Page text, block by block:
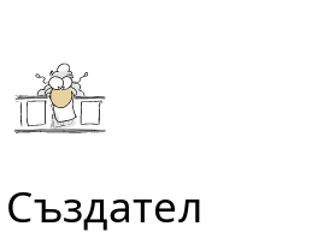
Създател